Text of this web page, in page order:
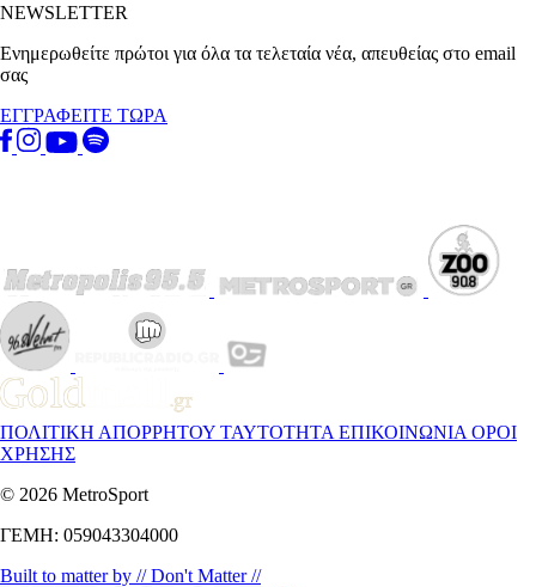
NEWSLETTER
Ενημερωθείτε πρώτοι για όλα τα τελεταία νέα, απευθείας στο email
σας
ΕΓΓΡΑΦΕΙΤΕ ΤΩΡΑ
ΠΟΛΙΤΙΚΗ ΑΠΟΡΡΗΤΟΥ ΤΑΥΤΟΤΗΤΑ ΕΠΙΚΟΙΝΩΝΙΑ ΟΡΟΙ
ΧΡΗΣΗΣ
© 2026 MetroSport
ΓΕΜΗ: 059043304000
Built to matter by // Don't Matter //